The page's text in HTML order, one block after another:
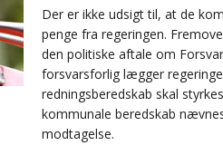
Der er ikke udsigt til, at de
penge fra regeringen.
den politiske aftale om
forsvarsforlig lægger
redningsberedskab skal
kommunale beredskab
modtagelse.